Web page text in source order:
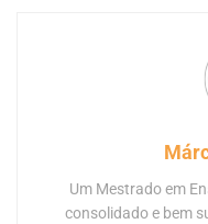
Um Mestrado em
consolidado e bem